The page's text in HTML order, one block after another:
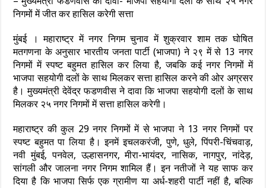
निगमों में जीत कर हासिल करेगी सत्ता
मुंबई । महाराष्ट्र में नगर निगम चुनाव में शुक्रवार शाम तक घोषित
मतगणना के अनुसार भारतीय जनता पार्टी (भाजपा) ने २९ में से 13 नगर
निगमों में स्पष्ट बहुमत हासिल कर लिया है, जबकि कई नगर निगमों में
भाजपा सहयोगी दलों के साथ मिलकर सत्ता हासिल करने की ओर अग्रसर
है। मुख्यमंत्री देवेंद्र फडणवीस ने दावा कि भाजपा सहयोगी दलों के साथ
मिलकर २५ नगर निगमों में सत्ता हासिल करेगी।
महाराष्ट्र की कुल 29 नगर निगमों में से भाजपा ने 13 नगर निगमों पर
स्पष्ट बहुमत पा लिया है। इनमें इचलकरंजी, पुणे, धुले, पिंपरी-चिंचवाड़,
नवी मुंबई, पनवेल, उल्हासनगर, मीरा-भायंदर, नासिक, नागपुर, नांदेड़,
सांगली और जालना नगर निगम शामिल हैं। इन नतीजों ने यह साफ कर
दिया है कि भाजपा सिर्फ एक ग्रामीण या अर्ध-शहरी पार्टी नहीं है, बल्कि